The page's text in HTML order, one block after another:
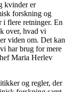
kvinder er
forskning og
flere retninger. En
over, hvad vi
viden om. Det kan
har brug for mere
Maria Herlev
og regler, der